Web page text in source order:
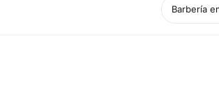
Barbería